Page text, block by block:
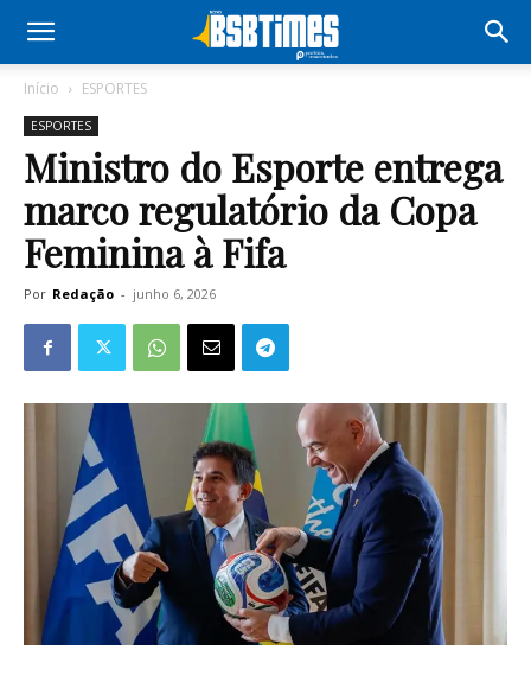
Início ESPORTES
ESPORTES
Ministro do Esporte entrega
marco regulatório da Copa
Feminina à Fifa
Por Redação - junho 6, 2026